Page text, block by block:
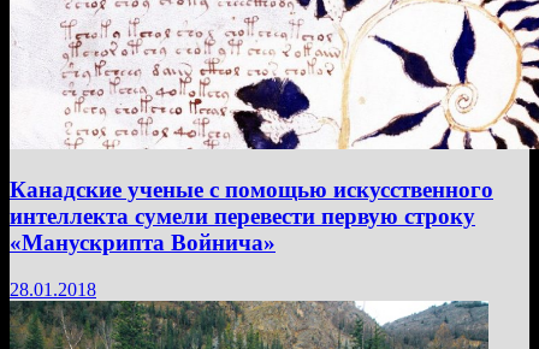
Канадские ученые с помощью искусственного
интеллекта сумели перевести первую строку
«Манускрипта Войнича»
28.01.2018